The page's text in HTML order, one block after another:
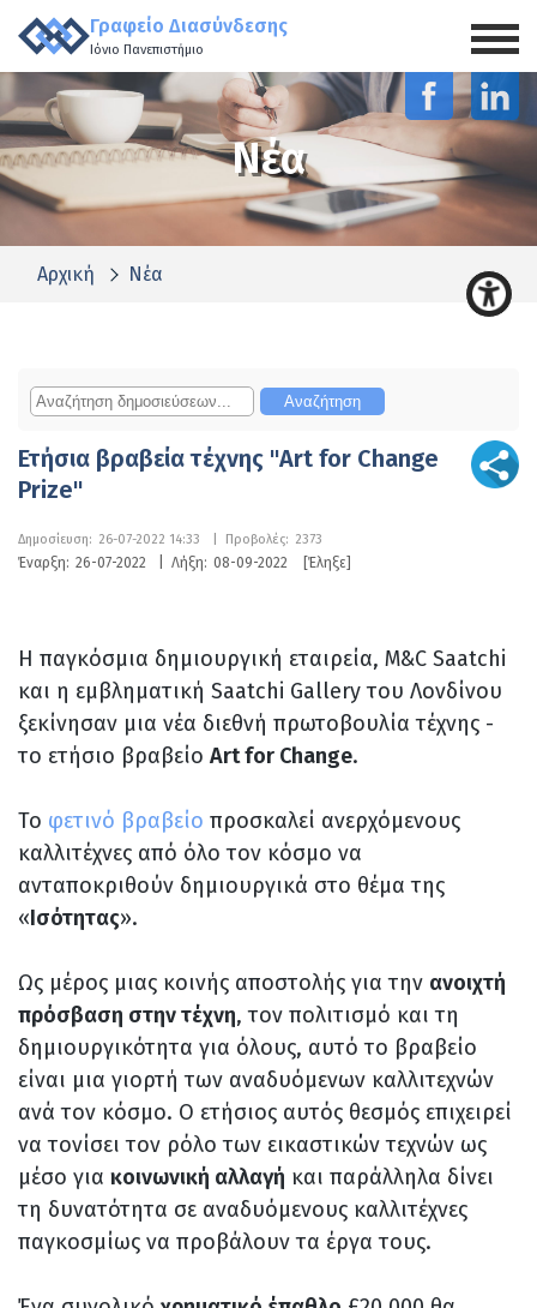
Γραφείο Διασύνδεσης
Ιόνιο Πανεπιστήμιο
Νέα
Αρχική Νέα
Ετήσια βραβεία τέχνης "Art for Change
Prize"
Δημοσίευση: 26-07-2022 14:33 Προβολές: 2373
Έναρξη: 26-07-2022 Λήξη: 08-09-2022 [Έληξε]
Η παγκόσμια δημιουργική εταιρεία, M&C Saatchi
και η εμβληματική Saatchi Gallery του Λονδίνου
ξεκίνησαν μια νέα διεθνή πρωτοβουλία τέχνης -
το ετήσιο βραβείο Art for Change.
Το φετινό βραβείο προσκαλεί ανερχόμενους
καλλιτέχνες από όλο τον κόσμο να
ανταποκριθούν δημιουργικά στο θέμα της
«Ισότητας».
Ως μέρος μιας κοινής αποστολής για την ανοιχτή
πρόσβαση στην τέχνη, τον πολιτισμό και τη
δημιουργικότητα για όλους, αυτό το βραβείο
είναι μια γιορτή των αναδυόμενων καλλιτεχνών
ανά τον κόσμο. Ο ετήσιος αυτός θεσμός επιχειρεί
να τονίσει τον ρόλο των εικαστικών τεχνών ως
μέσο για κοινωνική αλλαγή και παράλληλα δίνει
τη δυνατότητα σε αναδυόμενους καλλιτέχνες
παγκοσμίως να προβάλουν τα έργα τους.